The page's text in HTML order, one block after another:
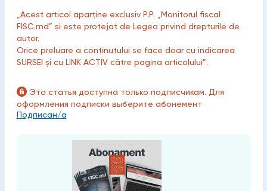
„Acest articol aparține exclusiv P.P. „Monitorul fiscal
FISC.md” și este protejat de Legea privind drepturile de
autor.
Orice preluare a conținutului se face doar cu indicarea
SURSEI și cu LINK ACTIV către pagina articolului”.
Эта статья доступна только подписчикам. Для
оформления подписки выберите абонемент
Подписан/а